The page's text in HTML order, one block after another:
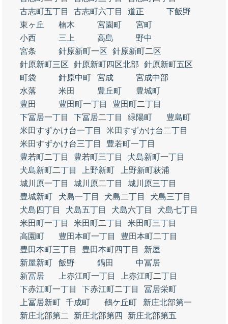
古志町五丁目
古志町六丁目 道正
下飯野
東ヶ丘
楠木 宮園町
宮町
小西
三上 高島
野中
宮条
針原新町一区
針原新町二区
針原新町三区
針原新町四区北部
針原新町五区
町袋
針原中町 宮成
宮成中部
水落
米田 豊丘町
豊城町
豊田
豊田町一丁目
豊田町二丁目
下冨居一丁目
下冨居二丁目 緑陽町
豊島町
米田すずかけ台一丁目
米田すずかけ台二丁目
米田すずかけ台三丁目
豊若町一丁目
豊若町二丁目
豊若町三丁目
犬島新町一丁目
犬島新町二丁目
上野新町
上野新町萩浦
城川原一丁目
城川原二丁目
城川原三丁目
豊城新町
犬島一丁目 犬島二丁目
犬島三丁目
犬島四丁目
犬島五丁目 犬島六丁目
犬島七丁目
米田町一丁目
米田町二丁目
米田町三丁目
高園町
豊田本町一丁目
豊田本町二丁目
豊田本町三丁目
豊田本町四丁目
新屋
新屋新町
飯野 鍋田
中冨居
新冨居
上赤江町一丁目
上赤江町二丁目
下赤江町一丁目
下赤江町二丁目
冨居栄町
上冨居新町 千成町 鶴ケ丘町
新庄北部第一
新庄北部第二
新庄北部第四
新庄北部第五